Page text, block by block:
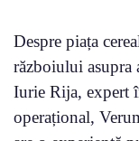
Despre piața
războiului asupra
Iurie Rija, expert
operațional,